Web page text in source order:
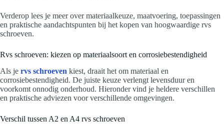
Verderop lees je meer over materiaalkeuze, maatvoering, toepassingen
en praktische aandachtspunten bij het kopen van hoogwaardige rvs
schroeven.
Rvs schroeven: kiezen op materiaalsoort en corrosiebestendigheid
Als je rvs schroeven kiest, draait het om materiaal en
corrosiebestendigheid. De juiste keuze verlengt levensduur en
voorkomt onnodig onderhoud. Hieronder vind je heldere verschillen
en praktische adviezen voor verschillende omgevingen.
Verschil tussen A2 en A4 rvs schroeven